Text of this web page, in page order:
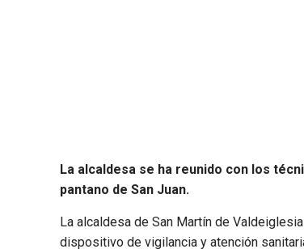
La alcaldesa se ha reunido con los
pantano de San Juan.
La alcaldesa de San Martín de
dispositivo de vigilancia y atención